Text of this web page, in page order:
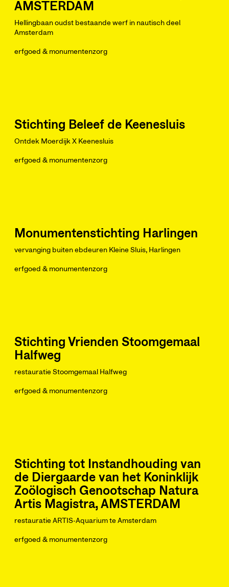
AMSTERDAM
Hellingbaan oudst bestaande werf in nautisch deel
Amsterdam
erfgoed & monumentenzorg
Stichting Beleef de Keenesluis
Ontdek Moerdijk X Keenesluis
erfgoed & monumentenzorg
Monumentenstichting Harlingen
vervanging buiten ebdeuren Kleine Sluis, Harlingen
erfgoed & monumentenzorg
Stichting Vrienden Stoomgemaal
Halfweg
restauratie Stoomgemaal Halfweg
erfgoed & monumentenzorg
Stichting tot Instandhouding van
de Diergaarde van het Koninklijk
Zoölogisch Genootschap Natura
Artis Magistra, AMSTERDAM
restauratie ARTIS-Aquarium te Amsterdam
erfgoed & monumentenzorg